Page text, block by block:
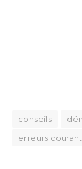
conseils
erreurs